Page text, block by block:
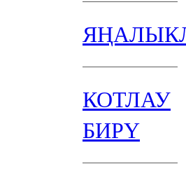
КОТЛАУ
БИРҮ